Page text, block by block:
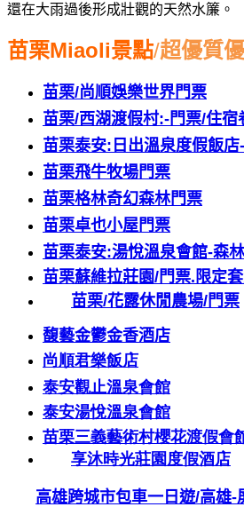
還在大雨過後形成壯觀的天然水簾。
苗栗Miaoli景點/超優質
苗栗/尚順娛樂世界門票
苗栗/西湖渡假村:-門票/住宿
苗栗泰安: 日出溫泉度假飯店-
苗栗飛牛牧場門票
苗栗格林奇幻森林門票
苗栗卓也小屋門票
苗栗泰安:湯悅溫泉會館-森
苗栗蘇維拉莊園/門票. 限定
苗栗/花露休閒農場/門票
馥藝金鬱金香酒店
尚順君樂飯店
泰安觀止溫泉會館
泰安湯悅溫泉會館
苗栗三義藝術村櫻花渡假會
享沐時光莊園度假酒店
高雄跨城市包車一日遊/高雄-